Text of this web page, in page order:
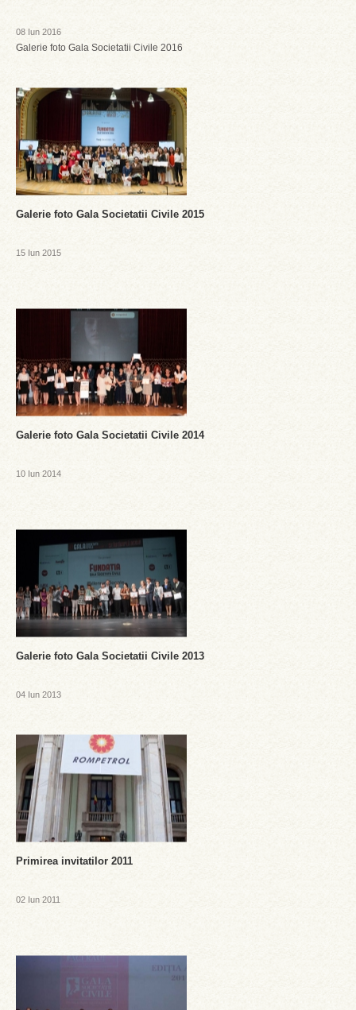
08 Iun 2016
Galerie foto Gala Societatii Civile 2016
Galerie foto Gala Societatii Civile 2015
15 Iun 2015
Galerie foto Gala Societatii Civile 2014
10 Iun 2014
Galerie foto Gala Societatii Civile 2013
04 Iun 2013
Primirea invitatilor 2011
02 Iun 2011